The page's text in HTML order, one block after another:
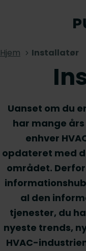
Hjem Installatør
Uanset om du
har mange
enhver
opdateret med
området.
al den
tjenester, du
nyeste trends,
HVAC-